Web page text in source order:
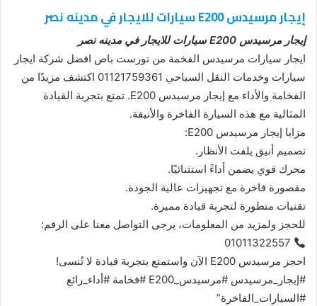
إيجار مرسيدس E200 سيارات للايجار في مدينه نصر
إيجار مرسيدس E200 سيارات للايجار في مدينه نصر
ايجار سيارات مرسيدس الفخمة من تورست باص افضل شركة ايجار
سيارات وخدمات النقل السياحي 01121759361 اكتشف مزيدًا من
الفخامة والأداء مع إيجار مرسيدس E200. تمتع بتجربة القيادة
المثالية مع هذه السيارة الفاخرة والأنيقة.
مزايا إيجار مرسيدس E200:
تصميم أنيق يلفت الأنظار.
محرك قوي يضمن أداءً استثنائيًا.
مقصورة فاخرة مع تجهيزات عالية الجودة.
تقنيات متطورة لتجربة قيادة مميزة.
للحجز ولمزيد من المعلومات، يرجى التواصل معنا على الرقم:
احجز مرسيدس E200 الآن واستمتع بتجربة قيادة لا تُنسى!
#إيجار_مرسيدس #مرسيدس_E200 #فخامة #أداء_رائع
#السيارات_الفاخرة”